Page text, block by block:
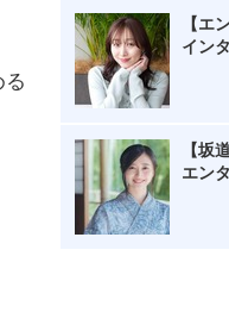
【エ
イン
【坂
エン